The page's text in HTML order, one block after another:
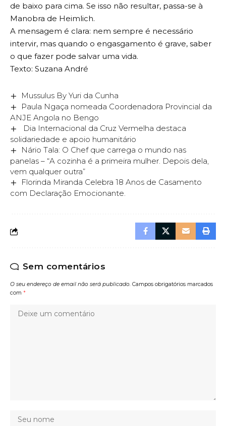
de baixo para cima. Se isso não resultar, passa-se à
Manobra de Heimlich.
A mensagem é clara: nem sempre é necessário
intervir, mas quando o engasgamento é grave, saber
o que fazer pode salvar uma vida.
Texto: Suzana André
Mussulus By Yuri da Cunha
Paula Ngaça nomeada Coordenadora Provincial da
ANJE Angola no Bengo
Dia Internacional da Cruz Vermelha destaca
solidariedade e apoio humanitário
Nário Tala: O Chef que carrega o mundo nas
panelas – “A cozinha é a primeira mulher. Depois dela,
vem qualquer outra”
Florinda Miranda Celebra 18 Anos de Casamento
com Declaração Emocionante.
Sem comentários
O seu endereço de email não será publicado. Campos obrigatórios marcados
com *